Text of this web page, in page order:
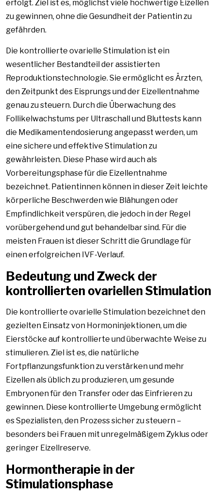
erfolgt. Ziel ist es, möglichst viele hochwertige Eizellen
zu gewinnen, ohne die Gesundheit der Patientin zu
gefährden.
Die kontrollierte ovarielle Stimulation ist ein
wesentlicher Bestandteil der assistierten
Reproduktionstechnologie. Sie ermöglicht es Ärzten,
den Zeitpunkt des Eisprungs und der Eizellentnahme
genau zu steuern. Durch die Überwachung des
Follikelwachstums per Ultraschall und Bluttests kann
die Medikamentendosierung angepasst werden, um
eine sichere und effektive Stimulation zu
gewährleisten. Diese Phase wird auch als
Vorbereitungsphase für die Eizellentnahme
bezeichnet. Patientinnen können in dieser Zeit leichte
körperliche Beschwerden wie Blähungen oder
Empfindlichkeit verspüren, die jedoch in der Regel
vorübergehend und gut behandelbar sind. Für die
meisten Frauen ist dieser Schritt die Grundlage für
einen erfolgreichen IVF-Verlauf.
Bedeutung und Zweck der
kontrollierten ovariellen Stimulation
Die kontrollierte ovarielle Stimulation bezeichnet den
gezielten Einsatz von Hormoninjektionen, um die
Eierstöcke auf kontrollierte und überwachte Weise zu
stimulieren. Ziel ist es, die natürliche
Fortpflanzungsfunktion zu verstärken und mehr
Eizellen als üblich zu produzieren, um gesunde
Embryonen für den Transfer oder das Einfrieren zu
gewinnen. Diese kontrollierte Umgebung ermöglicht
es Spezialisten, den Prozess sicher zu steuern –
besonders bei Frauen mit unregelmäßigem Zyklus oder
geringer Eizellreserve.
Hormontherapie in der
Stimulationsphase